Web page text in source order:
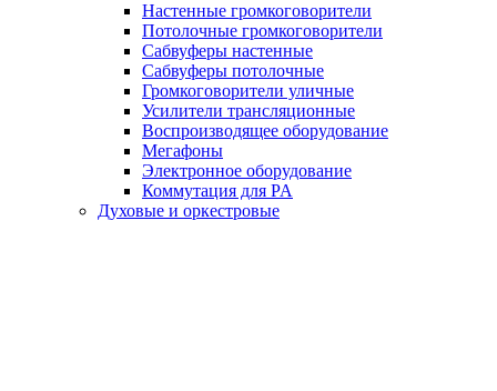
Настенные громкоговорители
Потолочные громкоговорители
Сабвуферы настенные
Сабвуферы потолочные
Громкоговорители уличные
Усилители трансляционные
Воспроизводящее оборудование
Мегафоны
Электронное оборудование
Коммутация для PA
Духовые и оркестровые